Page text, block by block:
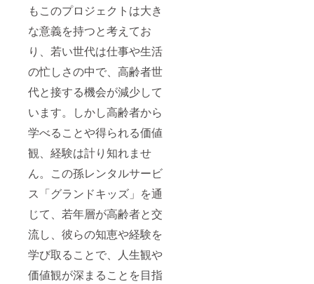
もこのプロジェクトは大き
な意義を持つと考えてお
り、若い世代は仕事や生活
の忙しさの中で、高齢者世
代と接する機会が減少して
います。しかし高齢者から
学べることや得られる価値
観、経験は計り知れませ
ん。この孫レンタルサービ
ス「グランドキッズ」を通
じて、若年層が高齢者と交
流し、彼らの知恵や経験を
学び取ることで、人生観や
価値観が深まることを目指